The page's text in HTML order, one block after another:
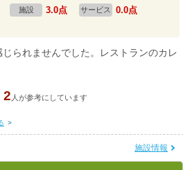
施設 3.0点 サービス 0.0点
られませんでした。レストランのカレ
2 人が参考にしています
>
施設情報